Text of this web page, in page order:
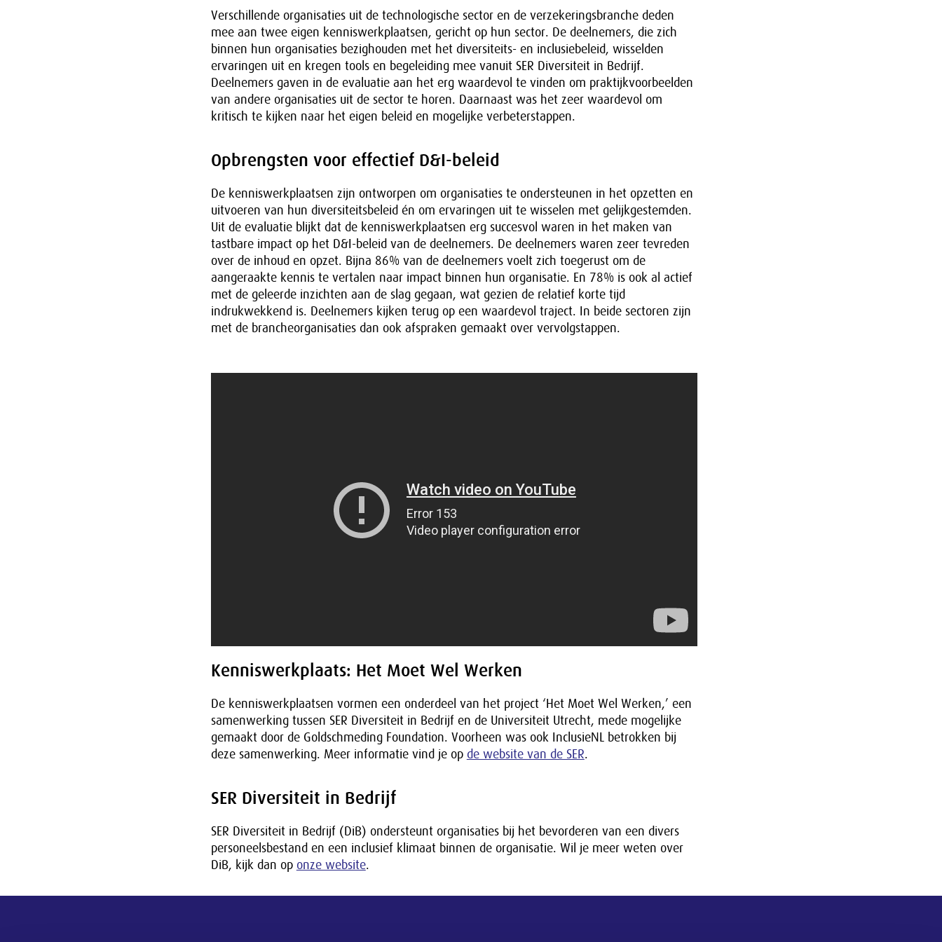
Verschillende organisaties uit de technologische sector en de verzekeringsbranche deden
mee aan twee eigen kenniswerkplaatsen, gericht op hun sector. De deelnemers, die zich
binnen hun organisaties bezighouden met het diversiteits- en inclusiebeleid, wisselden
ervaringen uit en kregen tools en begeleiding mee vanuit SER Diversiteit in Bedrijf.
Deelnemers gaven in de evaluatie aan het erg waardevol te vinden om praktijkvoorbeelden
van andere organisaties uit de sector te horen. Daarnaast was het zeer waardevol om
kritisch te kijken naar het eigen beleid en mogelijke verbeterstappen.
Opbrengsten voor effectief D&I-beleid
De kenniswerkplaatsen zijn ontworpen om organisaties te ondersteunen in het opzetten en
uitvoeren van hun diversiteitsbeleid én om ervaringen uit te wisselen met gelijkgestemden.
Uit de evaluatie blijkt dat de kenniswerkplaatsen erg succesvol waren in het maken van
tastbare impact op het D&I-beleid van de deelnemers. De deelnemers waren zeer tevreden
over de inhoud en opzet. Bijna 86% van de deelnemers voelt zich toegerust om de
aangeraakte kennis te vertalen naar impact binnen hun organisatie. En 78% is ook al actief
met de geleerde inzichten aan de slag gegaan, wat gezien de relatief korte tijd
indrukwekkend is. Deelnemers kijken terug op een waardevol traject. In beide sectoren zijn
met de brancheorganisaties dan ook afspraken gemaakt over vervolgstappen.
Kenniswerkplaats: Het Moet Wel Werken
De kenniswerkplaatsen vormen een onderdeel van het project ‘Het Moet Wel Werken,’ een
samenwerking tussen SER Diversiteit in Bedrijf en de Universiteit Utrecht, mede mogelijke
gemaakt door de Goldschmeding Foundation. Voorheen was ook InclusieNL betrokken bij
deze samenwerking. Meer informatie vind je op de website van de SER.
SER Diversiteit in Bedrijf
SER Diversiteit in Bedrijf (DiB) ondersteunt organisaties bij het bevorderen van een divers
personeelsbestand en een inclusief klimaat binnen de organisatie. Wil je meer weten over
DiB, kijk dan op onze website.